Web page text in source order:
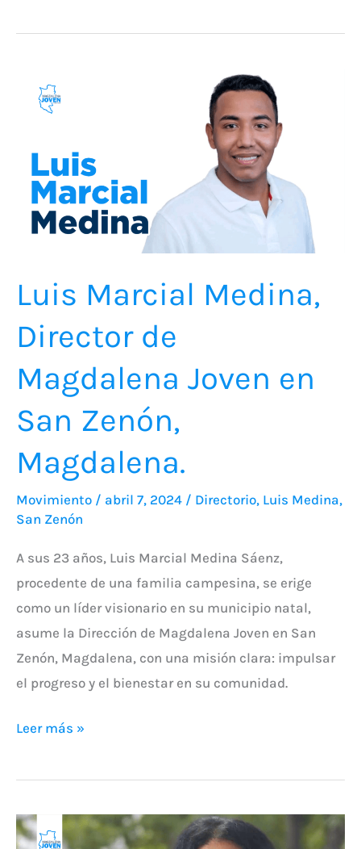
Luis Marcial Medina,
Director de
Magdalena Joven en
San Zenón,
Magdalena.
Movimiento / abril 7, 2024 / Directorio, Luis Medina,
San Zenón
A sus 23 años, Luis Marcial Medina Sáenz,
procedente de una familia campesina, se erige
como un líder visionario en su municipio natal,
asume la Dirección de Magdalena Joven en San
Zenón, Magdalena, con una misión clara: impulsar
el progreso y el bienestar en su comunidad.
Marcial
Director
Magdalena
Joven
Zenón,
Magdalena.
Leer más »
Maria